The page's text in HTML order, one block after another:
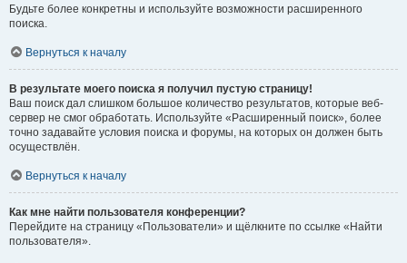
Будьте более конкретны и используйте возможности расширенного
поиска.
Вернуться к началу
В результате моего поиска я получил пустую страницу!
Ваш поиск дал слишком большое количество результатов, которые веб-
сервер не смог обработать. Используйте «Расширенный поиск», более
точно задавайте условия поиска и форумы, на которых он должен быть
осуществлён.
Вернуться к началу
Как мне найти пользователя конференции?
Перейдите на страницу «Пользователи» и щёлкните по ссылке «Найти
пользователя».